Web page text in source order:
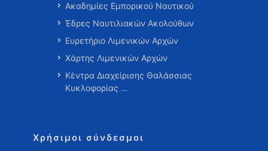
Ακαδημίες Εμπορικού Ναυτικού
Έδρες Ναυτιλιακών Ακολούθων
Ευρετήριο Λιμενικών Αρχών
Χάρτης Λιμενικών Αρχών
Κέντρα Διαχείρισης Θαλάσσιας
Κυκλοφορίας …
Χρήσιμοι σύνδεσμοι